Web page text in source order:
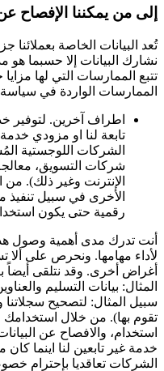
إلى من يمكننا الإفصاح
تُعد البيانات الخاصة بعملائنا
نشارك البيانات إلا حسبما
تتبع الممارسات التي لها مزايا
الممارسات الواردة في
اطراف آخرين. لتوفير
تابعة لنا او مزودي
الشركات اللوجستية
شركات التسويق،
الإنترنت وغير ذلك).
الأخرى في سبيل تنفيذ
رقمية حتى يكون
أنت تدرك مدى أهمية وصول
لأداء مهامها. ونحرص على ألا
أغراض أخرى. وقد نتلقى
المثال: بيانات التسليم
سبيل المثال: لتصحيح
تقوم بها). من خلال استخدامك
استخدام، والافصاح عن
خدمة غير تابعين لنا اينما
الشركات تعاقديا بإحترام